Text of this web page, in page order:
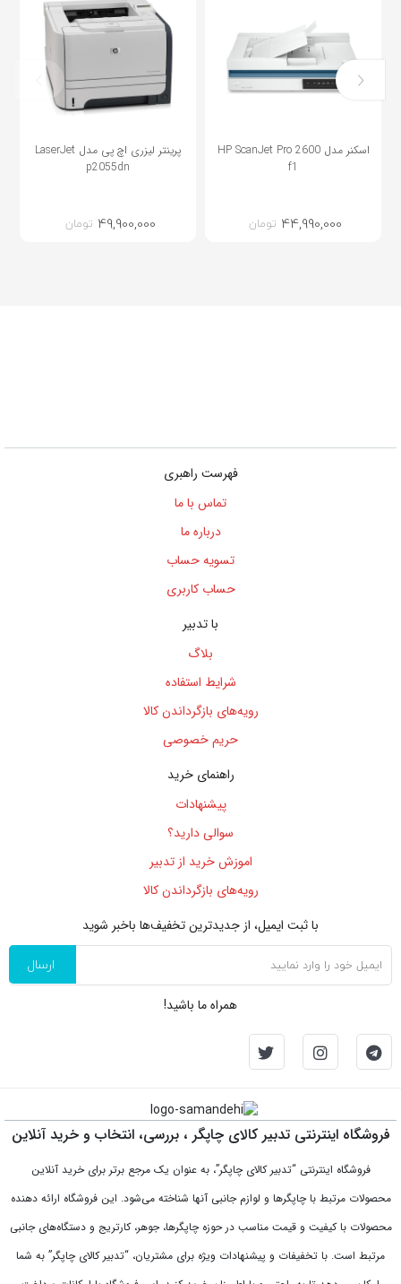
اسکنر مدل HP ScanJet Pro 2600
f1
تومان 44,990,000
پرینتر لیزری اچ پی مدل LaserJet
p2055dn
تومان 49,900,000
فهرست راهبری
تماس با ما
درباره ما
تسویه حساب
حساب کاربری
با تدبیر
بلاگ
شرایط استفاده
رویه‌های بازگرداندن کالا
حریم خصوصی
راهنمای خرید
پیشنهادات
سوالی دارید؟
اموزش خرید از تدبیر
رویه‌های بازگرداندن کالا
با ثبت ایمیل، از جدید‌ترین تخفیف‌ها با‌خبر شوید
ارسال
همراه ما باشید!
فروشگاه اینترنتی تدبیر کالای چاپگر ، بررسی، انتخاب و خرید آنلاین
فروشگاه اینترنتی “تدبیر کالای چاپگر”، به عنوان یک مرجع برتر برای خرید آنلاین
محصولات مرتبط با چاپگرها و لوازم جانبی آنها شناخته می‌شود. این فروشگاه ارائه دهنده
محصولات با کیفیت و قیمت مناسب در حوزه چاپگرها، جوهر، کارتریج و دستگاه‌های جانبی
مرتبط است. با تخفیفات و پیشنهادات ویژه برای مشتریان، “تدبیر کالای چاپگر” به شما